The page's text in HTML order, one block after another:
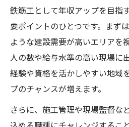
鉄筋工として年収アップを目指
要ポイントのひとつです。まず
ような建設需要が高いエリアを
人の数や給与水準の高い現場に
経験や資格を活かしやすい地域
プのチャンスが増えます。
さらに、施工管理や現場監督な